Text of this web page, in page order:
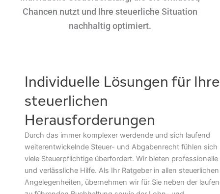
Chancen nutzt und Ihre steuerliche Situation
nachhaltig optimiert.
Individuelle Lösungen für Ihre
steuerlichen
Herausforderungen
Durch das immer komplexer werdende und sich laufend
weiterentwickelnde Steuer- und Abgabenrecht fühlen sich
viele Steuerpflichtige überfordert. Wir bieten professionelle
und verlässliche Hilfe. Als Ihr Ratgeber in allen steuerlichen
Angelegenheiten, übernehmen wir für Sie neben der